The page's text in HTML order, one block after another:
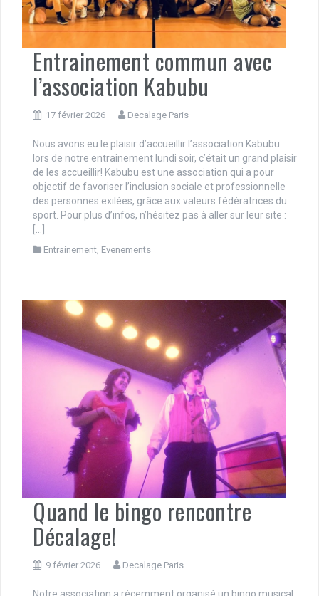
Entrainement commun avec
l’association Kabubu
17 février 2026 Decalage Paris
Nous avons eu le plaisir d’accueillir l’association Kabubu
lors de notre entrainement lundi soir, c’était un grand plaisir
de les accueillir! Kabubu est une association qui a pour
objectif de favoriser l’inclusion sociale et professionnelle
des personnes exilées, grâce aux valeurs fédératrices du
sport. Pour plus d’infos, n’hésitez pas à aller sur leur site :
[…]
Entrainement, Evenements
Quand le bingo rencontre
Décalage!
9 février 2026 Decalage Paris
Notre association a récemment organisé un bingo musical,